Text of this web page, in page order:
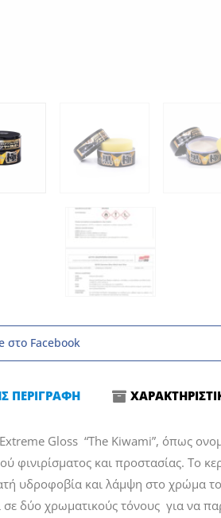
στο Facebook
ΠΕΡΙΓΡΑΦΗ
Gloss “The Kiwami”, όπως
φινιρίσματος και προστασίας. Το
υδροφοβία και λάμψη στο χρώμα
σε δύο χρωματικούς τόνους για να